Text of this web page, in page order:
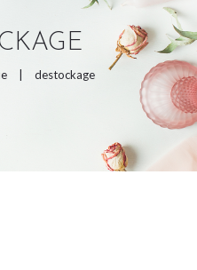
destockage